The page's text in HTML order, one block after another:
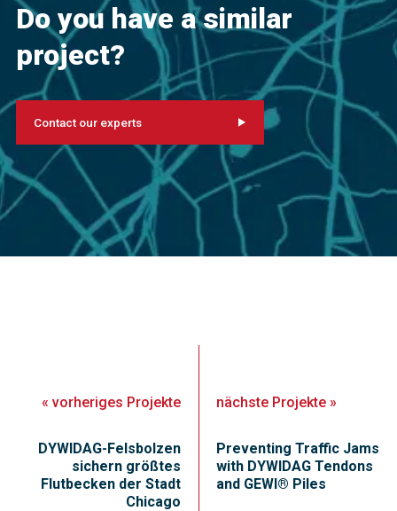
Do you have a similar
project?
Contact our experts
«vorheriges Projekte
DYWIDAG-Felsbolzen
sichern größtes
Flutbecken der Stadt
Chicago
nächste Projekte»
Preventing Traffic Jams
with DYWIDAG Tendons
and GEWI® Piles